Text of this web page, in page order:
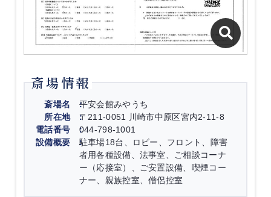
斎場情報
斎場名
平安会館みやうち
所在地
〒211-0051 川崎市中原区宮内2-11-8
電話番号
044-798-1001
設備概要
駐車場18台、ロビー、フロント、障害
者用各種設備、法事室、ご相談コーナ
ー（応接室）、ご安置設備、喫煙コー
ナー、親族控室、僧侶控室